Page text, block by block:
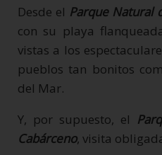
Desde el Parque Natural
con su playa
vistas a los
pueblos tan bonitos
del Mar.
Y, por supuesto, el
Cabárceno, visita